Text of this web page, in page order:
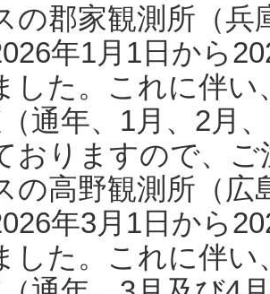
の郡家観測所（
年1月1日から
した。これに伴い
通年、1月、2月
おりますので、
の高野観測所（
年3月1日から
した。これに伴い